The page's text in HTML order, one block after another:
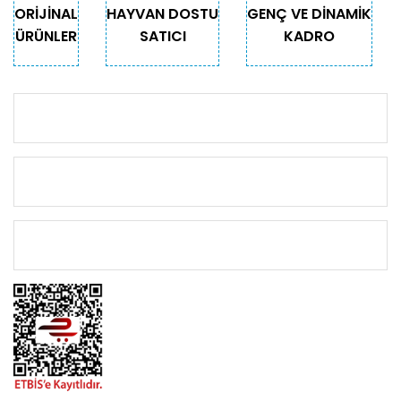
- Ürünlerimiz Mng Kargo ile
gönderilmektedir. Teslimat süresi 1-3 iş
günüdür.
ücretsizdir.
Sipariş Teslim Uyarısı
açılmalı ve kontrol edilmelidir.
- Sipariş paketinde hasarlı veya eksik ürün
görevlisine “Hasarlı-Eksik Ürün Tespit
Tutanağı” hazırlatılmalı ve paket kabul
edilmemelidir.
- 0538 437 38 38 ya da 0216 616 20 02
(Dahili 2) numaralı telefon numaralardan
bize ulaşıp bilgi verilmelidir.
ORİJİNAL
ÜRÜNLER
HAYVAN DOSTU
SATICI
GENÇ VE DİNAMİK
KADRO